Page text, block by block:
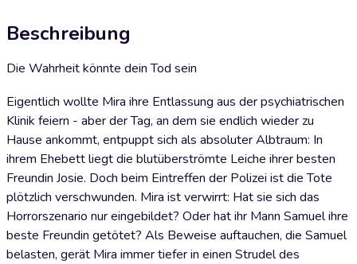
Beschreibung
Die Wahrheit könnte dein Tod sein
Eigentlich wollte Mira ihre Entlassung aus der psychiatrischen
Klinik feiern - aber der Tag, an dem sie endlich wieder zu
Hause ankommt, entpuppt sich als absoluter Albtraum: In
ihrem Ehebett liegt die blutüberströmte Leiche ihrer besten
Freundin Josie. Doch beim Eintreffen der Polizei ist die Tote
plötzlich verschwunden. Mira ist verwirrt: Hat sie sich das
Horrorszenario nur eingebildet? Oder hat ihr Mann Samuel ihre
beste Freundin getötet? Als Beweise auftauchen, die Samuel
belasten, gerät Mira immer tiefer in einen Strudel des